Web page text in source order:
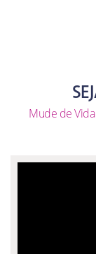
Mude de